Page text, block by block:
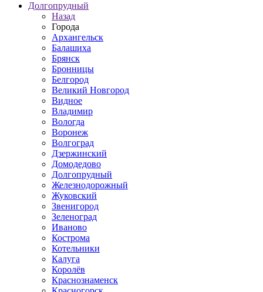
Долгопрудный
Назад
Города
Архангельск
Балашиха
Брянск
Бронницы
Белгород
Великий Новгород
Видное
Владимир
Вологда
Воронеж
Волгоград
Дзержинский
Домодедово
Долгопрудный
Железнодорожный
Жуковский
Звенигород
Зеленоград
Иваново
Кострома
Котельники
Калуга
Королёв
Краснознаменск